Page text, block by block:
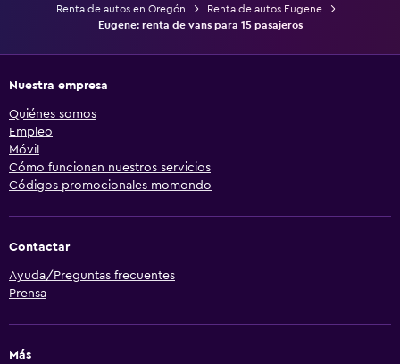
Renta de autos en Oregón
Renta de autos Eugene
Eugene: renta de vans para 15 pasajeros
Nuestra empresa
Quiénes somos
Empleo
Móvil
Cómo funcionan nuestros servicios
Códigos promocionales momondo
Contactar
Ayuda/Preguntas frecuentes
Prensa
Más